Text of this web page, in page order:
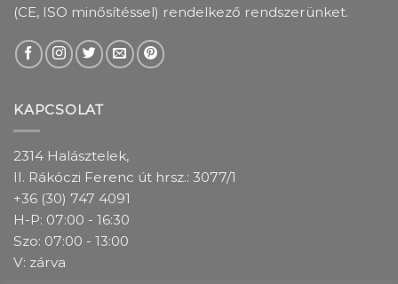
(CE, ISO minősítéssel) rendelkező rendszerünket.
KAPCSOLAT
2314 Halásztelek,
II. Rákóczi Ferenc út hrsz.: 3077/1
+36 (30) 747 4091
H-P: 07:00 - 16:30
Szo: 07:00 - 13:00
V: zárva